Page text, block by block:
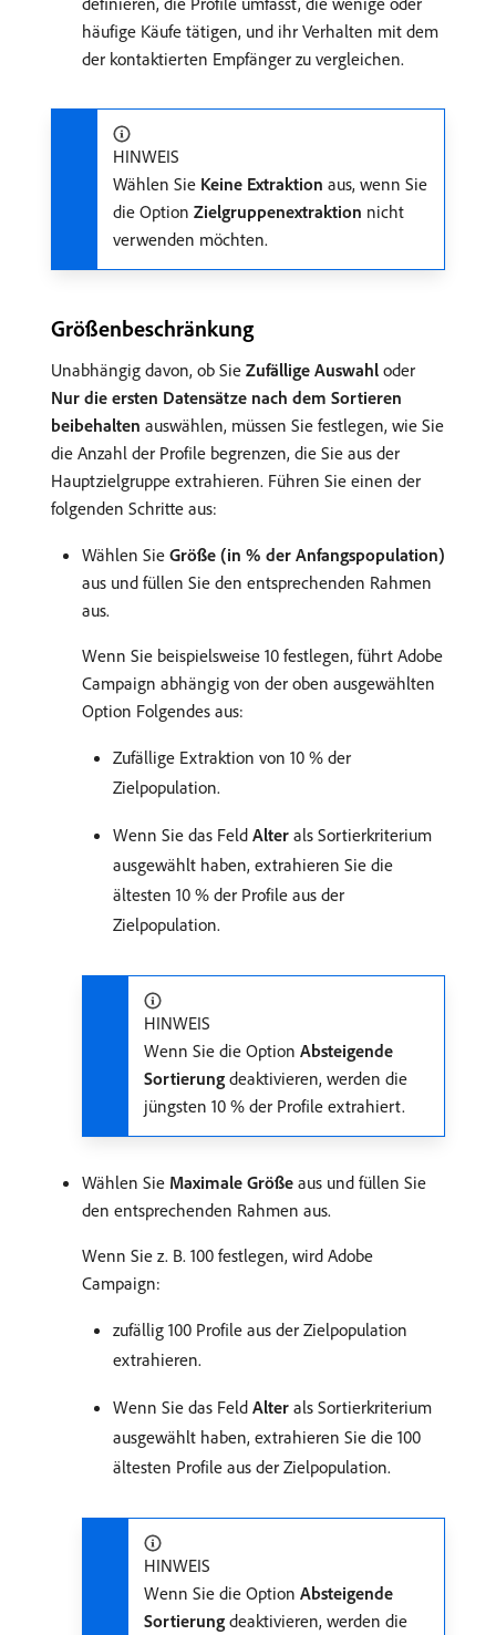
häufige Käufe tätigen, und ihr Verhalten mit dem
der kontaktierten Empfänger zu vergleichen.
HINWEIS
Wählen Sie Keine Extraktion aus, wenn Sie
die Option Zielgruppenextraktion nicht
verwenden möchten.
Größenbeschränkung
Unabhängig davon, ob Sie Zufällige Auswahl oder
Nur die ersten Datensätze nach dem Sortieren
beibehalten auswählen, müssen Sie festlegen, wie Sie
die Anzahl der Profile begrenzen, die Sie aus der
Hauptzielgruppe extrahieren. Führen Sie einen der
folgenden Schritte aus:
Wählen Sie Größe (in % der Anfangspopulation)
aus und füllen Sie den entsprechenden Rahmen
aus.
Wenn Sie beispielsweise 10 festlegen, führt Adobe
Campaign abhängig von der oben ausgewählten
Option Folgendes aus:
Zufällige Extraktion von 10 % der
Zielpopulation.
Wenn Sie das Feld Alter als Sortierkriterium
ausgewählt haben, extrahieren Sie die
ältesten 10 % der Profile aus der
Zielpopulation.
HINWEIS
Wenn Sie die Option Absteigende
Sortierung deaktivieren, werden die
jüngsten 10 % der Profile extrahiert.
Wählen Sie Maximale Größe aus und füllen Sie
den entsprechenden Rahmen aus.
Wenn Sie z. B. 100 festlegen, wird Adobe
Campaign:
zufällig 100 Profile aus der Zielpopulation
extrahieren.
Wenn Sie das Feld Alter als Sortierkriterium
ausgewählt haben, extrahieren Sie die 100
ältesten Profile aus der Zielpopulation.
HINWEIS
Wenn Sie die Option Absteigende
Sortierung deaktivieren, werden die